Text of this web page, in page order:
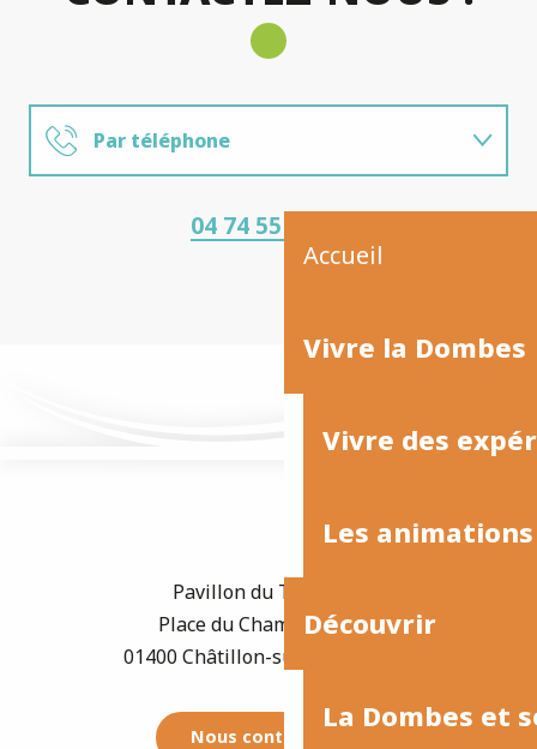
Accueil
Vivre la Dombes
Vivre des
Les
Découvrir
La Dombes et
Par téléphone
04 74 55 02 27
Pavillon du Tourisme
Place du Champ de Foire
01400 Châtillon-sur-Chalaronne
Nous contacter